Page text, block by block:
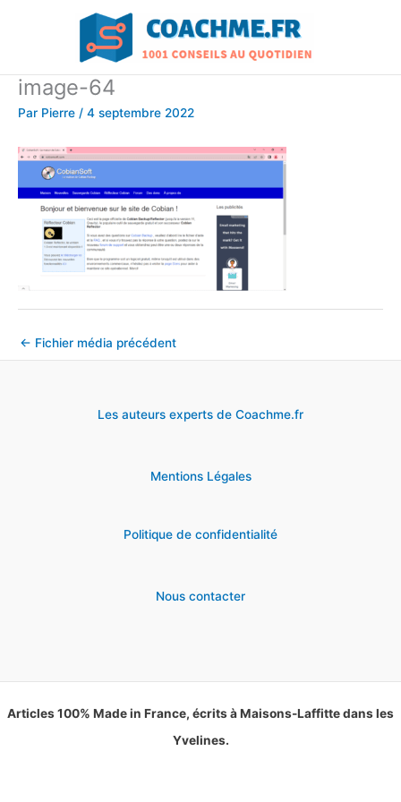
image-64
Par Pierre / 4 septembre 2022
← Fichier média précédent
Les auteurs experts de Coachme.fr
Mentions Légales
Politique de confidentialité
Nous contacter
Articles 100% Made in France, écrits à Maisons-Laffitte dans les
Yvelines.